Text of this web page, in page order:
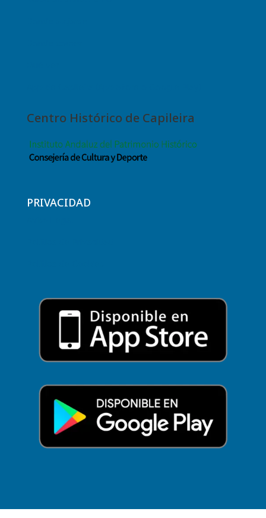
Centro Histórico de Capileira
PRIVACIDAD